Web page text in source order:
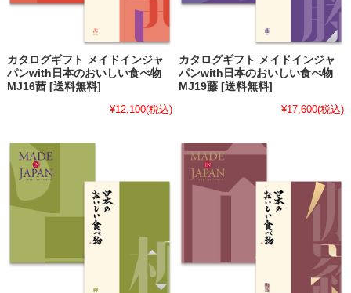
カタログギフト メイドインジャ
パンwith日本のおいしい食べ物
MJ16茜 [送料無料]
¥12,100(税込)
カタログギフト メイドインジャ
パンwith日本のおいしい食べ物
MJ19藤 [送料無料]
¥17,600(税込)